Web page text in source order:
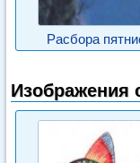
Расбора
Изображения